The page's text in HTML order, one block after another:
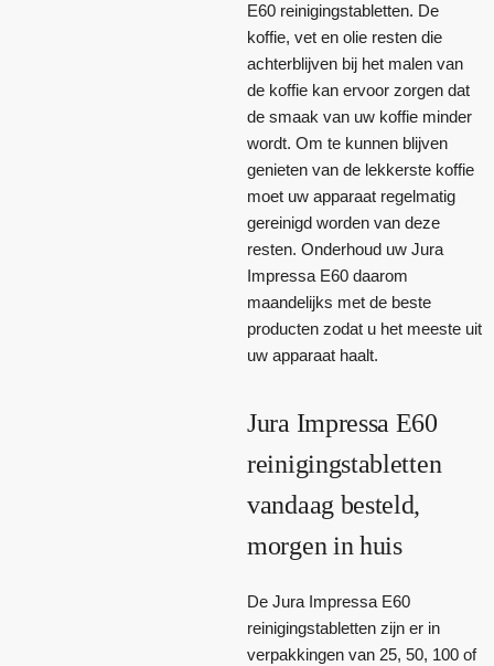
E60 reinigingstabletten. De
koffie, vet en olie resten die
achterblijven bij het malen van
de koffie kan ervoor zorgen dat
de smaak van uw koffie minder
wordt. Om te kunnen blijven
genieten van de lekkerste koffie
moet uw apparaat regelmatig
gereinigd worden van deze
resten. Onderhoud uw Jura
Impressa E60 daarom
maandelijks met de beste
producten zodat u het meeste uit
uw apparaat haalt.
Jura Impressa E60
reinigingstabletten
vandaag besteld,
morgen in huis
De Jura Impressa E60
reinigingstabletten zijn er in
verpakkingen van 25, 50, 100 of